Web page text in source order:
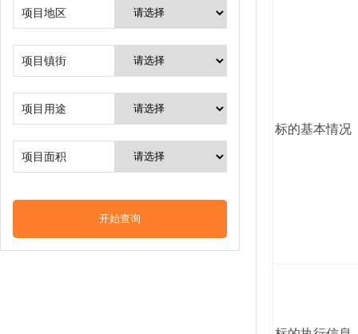
项目地区
项目镇街
项目用途
项目面积
标的基本情况